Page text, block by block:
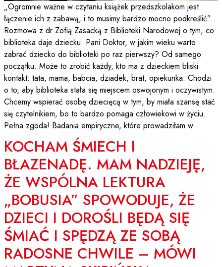
„Ogromnie ważne w czytaniu książek przedszkolakom jest
łączenie ich z zabawą, i to musimy bardzo mocno podkreślić”.
Rozmowa z dr Zofią Zasacką z Biblioteki Narodowej o tym, co
biblioteka daje dziecku. Pani Doktor, w jakim wieku warto
zabrać dziecko do biblioteki po raz pierwszy? Od samego
początku. Może to zrobić każdy, kto ma z dzieckiem bliski
kontakt: tata, mama, babcia, dziadek, brat, opiekunka. Chodzi
o to, aby biblioteka stała się miejscem oswojonym i oczywistym.
Chcemy wspierać osobę dziecięcą w tym, by miała szansę stać
się czytelnikiem, bo to bardzo pomaga człowiekowi w życiu.
Pełna zgoda! Badania empiryczne, które prowadziłam w
KOCHAM ŚMIECH I
BŁAZENADĘ. MAM NADZIEJĘ,
ŻE WSPÓLNA LEKTURA
„BOBUSIA” SPOWODUJE, ŻE
DZIECI I DOROŚLI BĘDĄ SIĘ
ŚMIAĆ I SPĘDZĄ ZE SOBĄ
RADOSNE CHWILE – MÓWI